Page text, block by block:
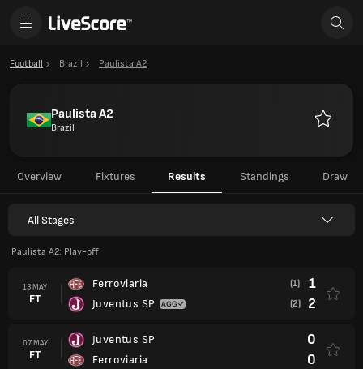
Football Brazil Paulista A2
Paulista A2
Brazil
Overview Fixtures Results Standings Draw
All Stages
Paulista A2: Play-off
13 MAY
FT
Ferroviaria
Juventus SP
(1) 1
(2) 2
07 MAY
FT
Juventus SP
Ferroviaria
0
0